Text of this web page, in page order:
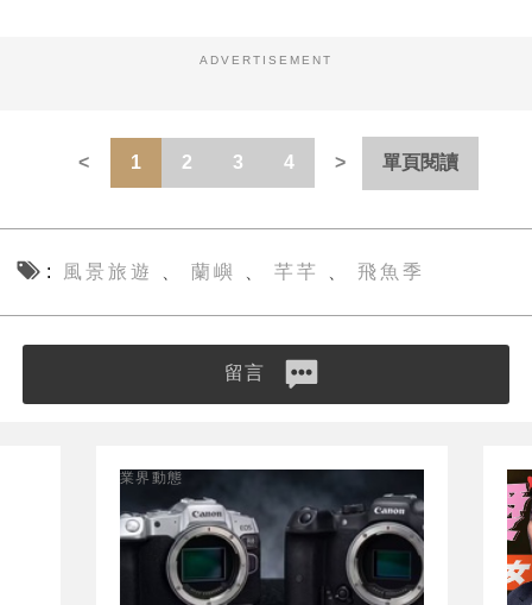
ADVERTISEMENT
1 2 3 4 單頁閱讀
風景旅遊 蘭嶼 芊芊 飛魚季
留言
業界動態